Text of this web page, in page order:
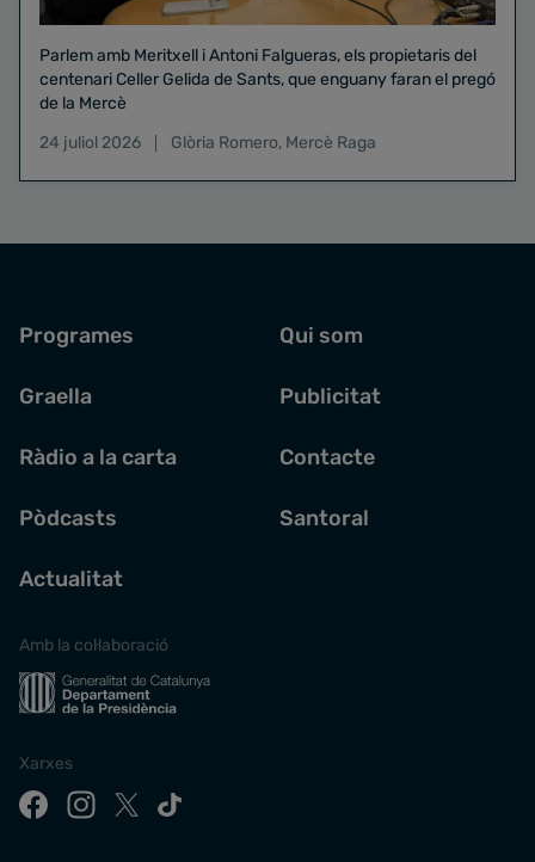
Parlem amb Meritxell i Antoni Falgueras, els propietaris del
centenari Celler Gelida de Sants, que enguany faran el pregó
de la Mercè
24 juliol 2026
Glòria Romero, Mercè Raga
Programes
Graella
Ràdio a la carta
Pòdcasts
Actualitat
Qui som
Publicitat
Contacte
Santoral
Amb la col·laboració
Xarxes